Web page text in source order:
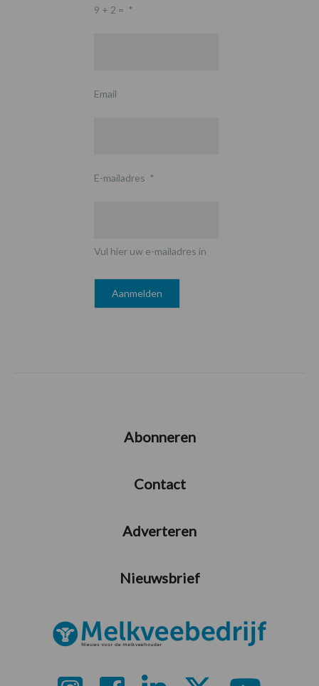
9 + 2 = *
Email
E-mailadres *
Vul hier uw e-mailadres in
Abonneren
Contact
Adverteren
Nieuwsbrief